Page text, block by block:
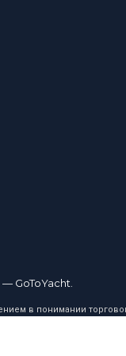
GoToYacht.
в понимании